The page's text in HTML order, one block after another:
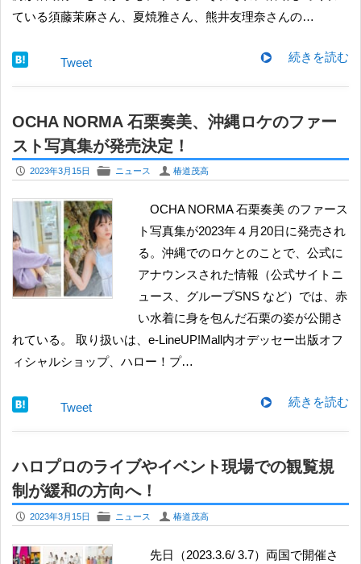
ている須藤茉麻さん、夏焼雅さん、熊井友理奈さんの…
続きを読む
Tweet
OCHA NORMA 石栗奏美、沖縄ロケのファー
スト写真集が発売決定！
P 2023年3月15日 F ニュース U 椿道茂高
OCHA NORMA 石栗奏美 のファース
ト写真集が2023年４月20日に発売され
る。沖縄でのロケとのことで、公式に
アナウンスされた情報（公式サイトニ
ュース、グループSNS など）では、赤
い水着に身を包んだ石栗の姿が公開さ
れている。 取り扱いは、e-LineUP!Mall内オデッセー出版オフ
ィシャルショップ、ハロー！プ…
続きを読む
Tweet
ハロプロのライブやイベント現場での観覧規
制が緩和の方向へ！
P 2023年3月15日 F ニュース U 椿道茂高
先日（2023.3.6/ 3.7）両国で開催さ